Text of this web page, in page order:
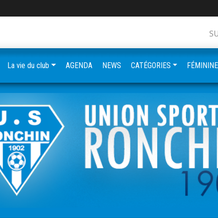
La vie du club AGENDA NEWS CATÉGORIES